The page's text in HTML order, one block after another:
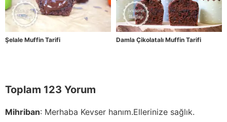
Şelale Muffin Tarifi Damla Çikolatalı Muffin Tarifi
Toplam 123 Yorum
Mihriban: Merhaba Kevser hanım.Ellerinize sağlık.